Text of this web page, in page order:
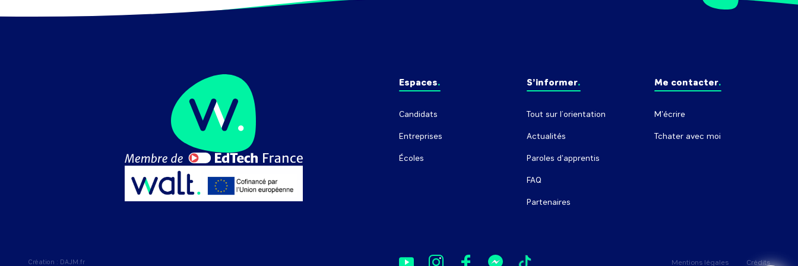
Espaces
Candidats
Entreprises
Écoles
S’informer
Tout sur l’orientation
Actualités
Paroles d'apprentis
FAQ
Partenaires
Me contacter
M'écrire
Tchater avec moi
Création : DAJM.fr Mentions légales Crédits